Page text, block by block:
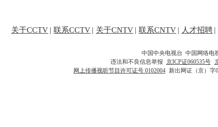
关于CCTV | 联系CCTV | 关于CNTV | 联系CNTV | 人才招聘 |
中国中央电视台 中国网络电
违法和不良信息举报 京ICP证060535号
网上传播视听节目许可证号 0102004 新出网证（京）